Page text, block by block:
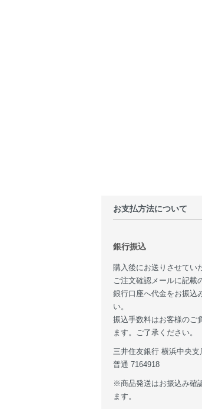
お支払方法について
銀行振込
購入後にお送りさせてい
ご注文確認メールに記載
銀行口座へ代金をお振込
い。
振込手数料はお客様のご
ます。ご了承ください。
三井住友銀行 横浜中央支
普通 7164918
※商品発送はお振込み確
ます。